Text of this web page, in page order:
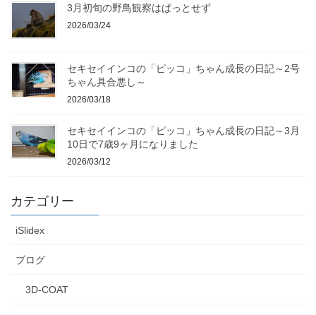
3月初旬の野鳥観察はぱっとせず
2026/03/24
セキセイインコの「ピッコ」ちゃん成長の日記～2号
ちゃん具合悪し～
2026/03/18
セキセイインコの「ピッコ」ちゃん成長の日記～3月
10日で7歳9ヶ月になりました
2026/03/12
カテゴリー
iSlidex
ブログ
3D-COAT